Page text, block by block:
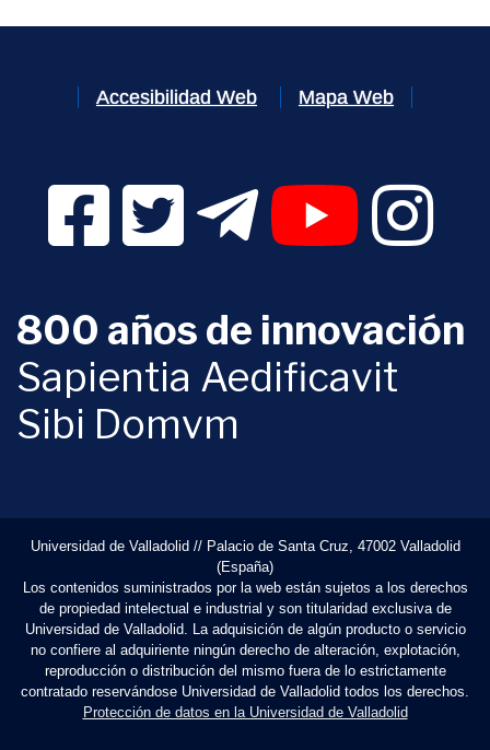
Accesibilidad Web Mapa Web
Facebook Digital UVa (se abrirá en una nueva
Twitter Digital UVa (se abrirá en una
Telegram Digital UVa (se
YouTube Digital
800 años de innovación
Sapientia Aedificavit
Sibi Domvm
Universidad de Valladolid // Palacio de Santa Cruz, 47002 Valladolid
(España)
Los contenidos suministrados por la web están sujetos a los derechos
de propiedad intelectual e industrial y son titularidad exclusiva de
Universidad de Valladolid. La adquisición de algún producto o servicio
no confiere al adquiriente ningún derecho de alteración, explotación,
reproducción o distribución del mismo fuera de lo estrictamente
contratado reservándose Universidad de Valladolid todos los derechos.
Protección de datos en la Universidad de Valladolid